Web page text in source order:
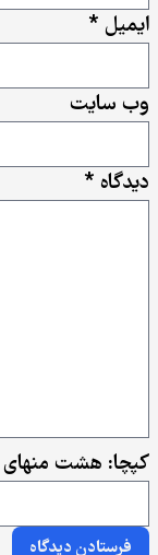
دیدگاه *
ایمیل *
وب‌ سایت
کپچا: هشت